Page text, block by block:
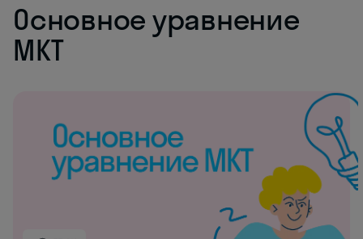
Основное уравнение
МКТ
online